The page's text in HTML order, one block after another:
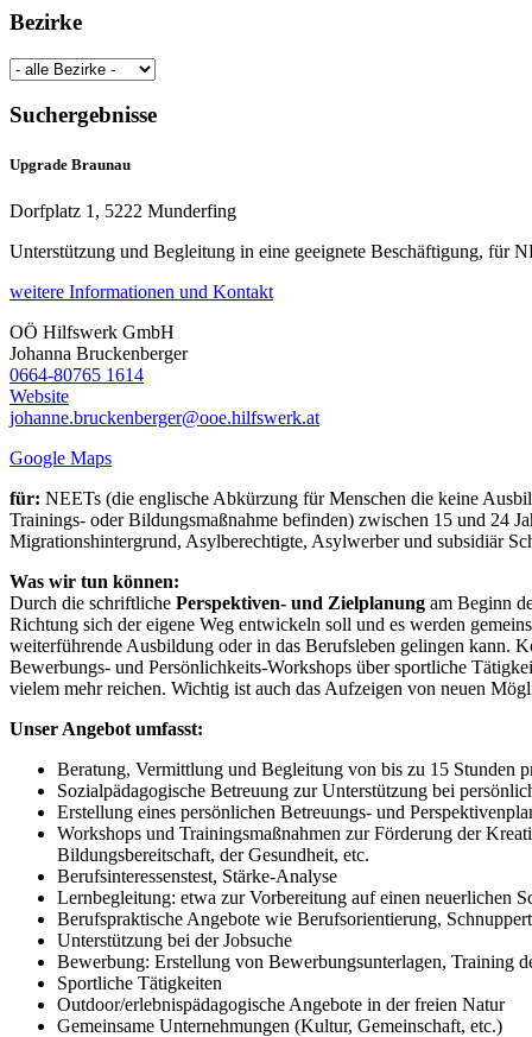
Bezirke
Suchergebnisse
Upgrade Braunau
Dorfplatz 1, 5222 Munderfing
Unterstützung und Begleitung in eine geeignete Beschäftigung, für
weitere Informationen und Kontakt
OÖ Hilfswerk GmbH
Johanna Bruckenberger
0664-80765 1614
Website
johanne.bruckenberger@ooe.hilfswerk.at
Google Maps
für: NEETs (die englische Abkürzung für Menschen die keine
Trainings- oder Bildungsmaßnahme befinden) zwischen 15 und 24
Migrationshintergrund, Asylberechtigte, Asylwerber und subsidiär
Was wir tun können:
Durch die schriftliche Perspektiven- und Zielplanung am Beginn
Richtung sich der eigene Weg entwickeln soll und es werden
weiterführende Ausbildung oder in das Berufsleben gelingen kann.
Bewerbungs- und Persönlichkeits-Workshops über sportliche
vielem mehr reichen. Wichtig ist auch das Aufzeigen von neuen
Unser Angebot umfasst:
Beratung, Vermittlung und Begleitung von bis zu 15 Stunden
Sozialpädagogische Betreuung zur Unterstützung bei
Erstellung eines persönlichen Betreuungs- und
Workshops und Trainingsmaßnahmen zur Förderung der
Bildungsbereitschaft, der Gesundheit, etc.
Berufsinteressenstest, Stärke-Analyse
Lernbegleitung: etwa zur Vorbereitung auf einen neuerlichen
Berufspraktische Angebote wie Berufsorientierung,
Unterstützung bei der Jobsuche
Bewerbung: Erstellung von Bewerbungsunterlagen, Training
Sportliche Tätigkeiten
Outdoor/erlebnispädagogische Angebote in der freien Natur
Gemeinsame Unternehmungen (Kultur, Gemeinschaft, etc.)